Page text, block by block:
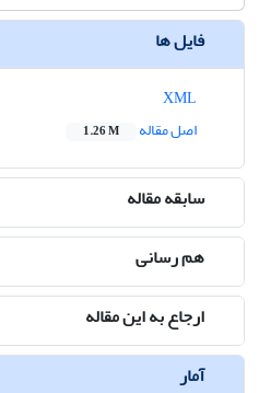
فایل ها
اصل مقاله
1.26 M
سابقه مقاله
هم رسانی
ارجاع به این مقاله
آمار